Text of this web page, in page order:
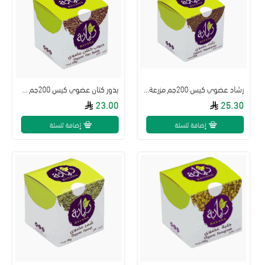
25.30
إضافة للسلة
23.00
إضافة للسلة